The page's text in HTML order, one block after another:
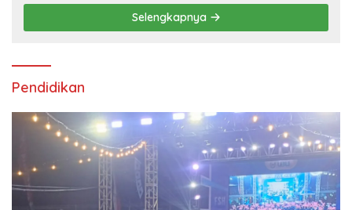
Selengkapnya
Pendidikan